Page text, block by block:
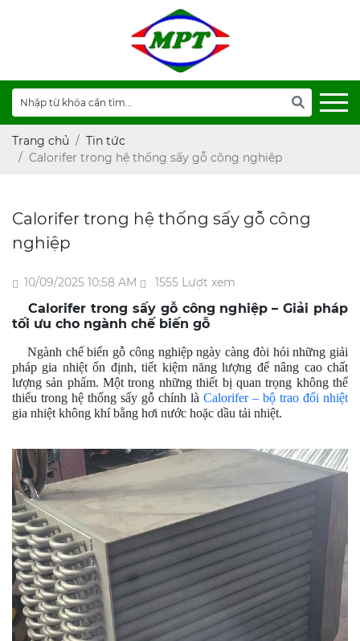
Trang chủ
Tin tức
Calorifer trong hệ thống sấy gỗ công nghiệp
Calorifer trong hệ thống sấy gỗ công
nghiệp
10/09/2025 10:58 AM 1555 Lượt xem
Calorifer trong sấy gỗ công nghiệp – Giải pháp
tối ưu cho ngành chế biến gỗ
Ngành chế biến gỗ công nghiệp ngày càng đòi hỏi những giải
pháp gia nhiệt ổn định, tiết kiệm năng lượng để nâng cao chất
lượng sản phẩm. Một trong những thiết bị quan trọng không thể
thiếu trong hệ thống sấy gỗ chính là Calorifer – bộ trao đổi nhiệt
gia nhiệt không khí bằng hơi nước hoặc dầu tải nhiệt.